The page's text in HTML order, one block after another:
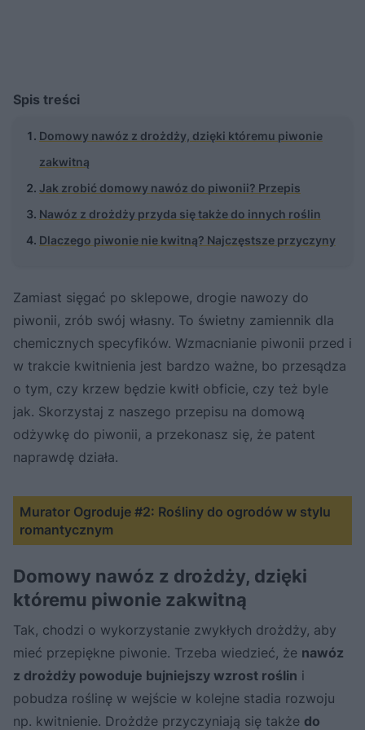
Spis treści
Domowy nawóz z drożdży, dzięki któremu piwonie
zakwitną
Jak zrobić domowy nawóz do piwonii? Przepis
Nawóz z drożdży przyda się także do innych roślin
Dlaczego piwonie nie kwitną? Najczęstsze przyczyny
Zamiast sięgać po sklepowe, drogie nawozy do
piwonii, zrób swój własny. To świetny zamiennik dla
chemicznych specyfików. Wzmacnianie piwonii przed i
w trakcie kwitnienia jest bardzo ważne, bo przesądza
o tym, czy krzew będzie kwitł obficie, czy też byle
jak. Skorzystaj z naszego przepisu na domową
odżywkę do piwonii, a przekonasz się, że patent
naprawdę działa.
Murator Ogroduje #2: Rośliny do ogrodów w stylu
romantycznym
Domowy nawóz z drożdży, dzięki
któremu piwonie zakwitną
Tak, chodzi o wykorzystanie zwykłych drożdży, aby
mieć przepiękne piwonie. Trzeba wiedzieć, że nawóz
z drożdży powoduje bujniejszy wzrost roślin i
pobudza roślinę w wejście w kolejne stadia rozwoju
np. kwitnienie. Drożdże przyczyniają się także do